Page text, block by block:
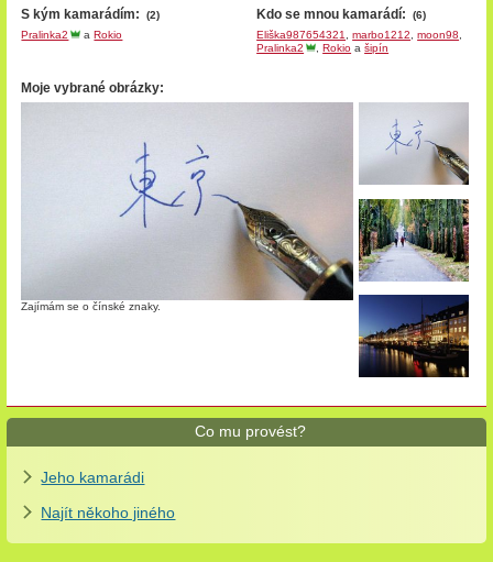
S kým kamarádím:(2)
Pralinka2
aRokio
Kdo se mnou kamarádí:(6)
Eliška987654321
,marbo1212 ,moon98
Pralinka2
,Rokio ašipín
Moje vybrané obrázky:
Zajímám se o čínské znaky.
Co mu provést?
Jeho kamarádi
Najít někoho jiného